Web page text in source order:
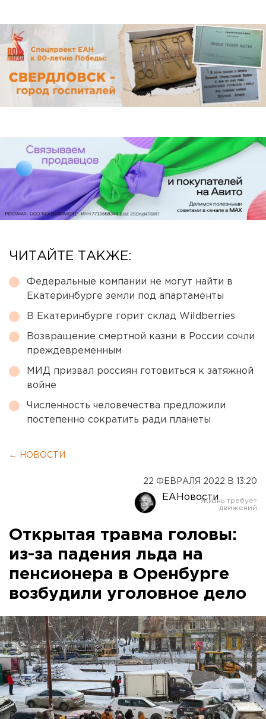
ЧИТАЙТЕ ТАКЖЕ:
Федеральные компании не могут найти в
Екатеринбурге земли под апартаменты
В Екатеринбурге горит склад Wildberries
Возвращение смертной казни в России сочли
преждевременным
МИД призвал россиян готовиться к затяжной
войне
Численность человечества предложили
постепенно сократить ради планеты
← НОВОСТИ
22 ФЕВРАЛЯ 2022 В 13:20
ЕАНовости
Открытая травма головы:
из-за падения льда на
пенсионера в Оренбурге
возбудили уголовное дело